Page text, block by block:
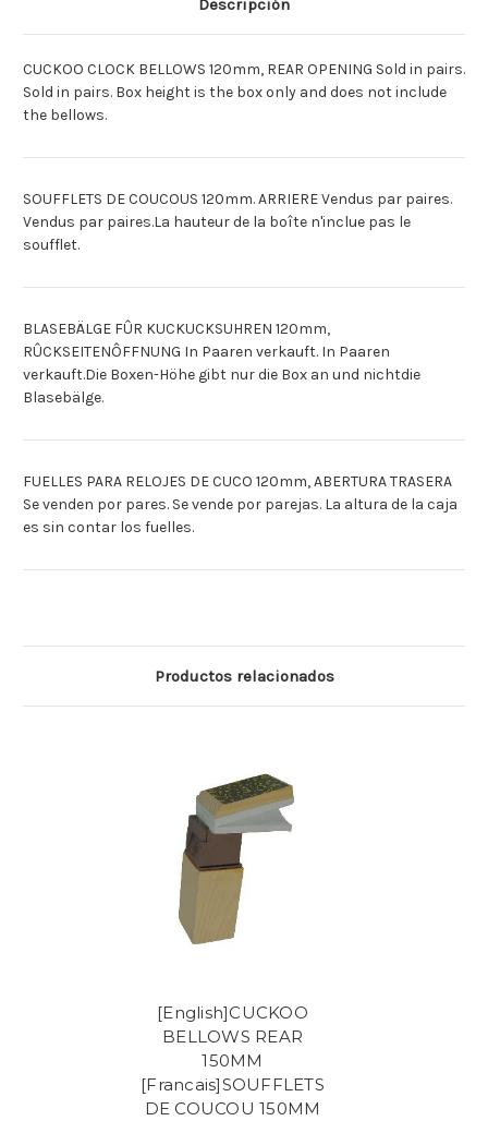
CUCO CUCO
Descripción
CUCKOO CLOCK BELLOWS 120mm, REAR OPENING Sold in pairs.
Sold in pairs. Box height is the box only and does not include
the bellows.
SOUFFLETS DE COUCOUS 120mm. ARRIERE Vendus par paires.
Vendus par paires.La hauteur de la boîte n'inclue pas le
soufflet.
BLASEBÄLGE FÛR KUCKUCKSUHREN 120mm,
RÛCKSEITENÔFFNUNG In Paaren verkauft. In Paaren
verkauft.Die Boxen-Höhe gibt nur die Box an und nichtdie
Blasebälge.
FUELLES PARA RELOJES DE CUCO 120mm, ABERTURA TRASERA
Se venden por pares. Se vende por parejas. La altura de la caja
es sin contar los fuelles.
Productos relacionados
[English]CUCKOO
BELLOWS REAR
150MM
[Francais]SOUFFLETS
DE COUCOU 150MM